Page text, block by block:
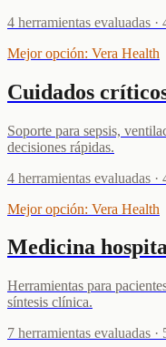
4 herramientas evaluadas ·
Mejor opción: Vera Health
Cuidados
Soporte para sepsis,
decisiones rápidas.
4 herramientas evaluadas ·
Mejor opción: Vera Health
Medicina
Herramientas para
síntesis clínica.
7 herramientas evaluadas ·